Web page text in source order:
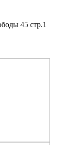
45 стр.1